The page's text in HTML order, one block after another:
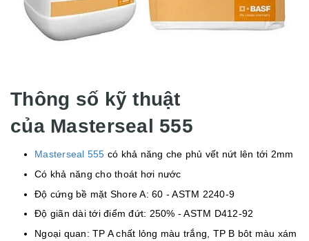
Thông số kỹ thuật
của Masterseal 555
Masterseal 555 có khả năng che phủ vết nứt lên tới 2mm
Có khả năng cho thoát hơi nước
Độ cứng bề mặt Shore A: 60 - ASTM 2240-9
Độ giãn dài tới điểm đứt: 250% - ASTM D412-92
Ngoại quan: TP A chất lỏng màu trắng, TP B bôt màu xám